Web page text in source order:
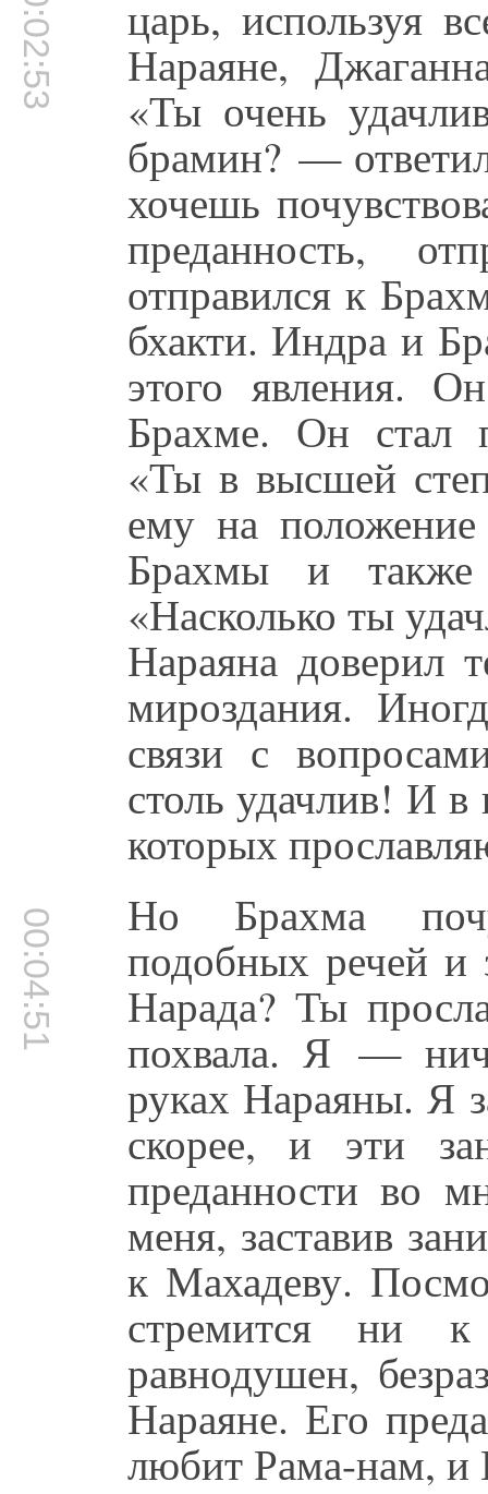
00:02:53 царь, используя
Нараяне,
«Ты очень
брамин? —
хочешь
преданность,
отправился к
бхакти. Индра и
этого явления.
Брахме. Он стал
«Ты в высшей
ему на
Брахмы и также
«Насколько ты
Нараяна доверил
мироздания.
связи с
столь удачлив! И
которых
00:04:51 Но Брахма
подобных речей
Нарада? Ты
похвала. Я —
руках Нараяны. Я
скорее, и эти
преданности во
меня, заставив
к Махадеву.
стремится ни
равнодушен,
Нараяне. Его
любит Рама-нам, и